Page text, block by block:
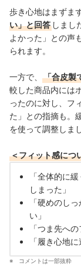
歩き心地はまずま
い」と回答 しまし
よかった」との声
られます。
一方で、 「合皮製
較した商品内には
ったのに対し、フ
た」との指摘も。
を使って調整しま
＜フィット感につ
「全体的に
しまった」
「硬めのし
い」
「つま先へ
「履き心地
コメントは一部抜粋